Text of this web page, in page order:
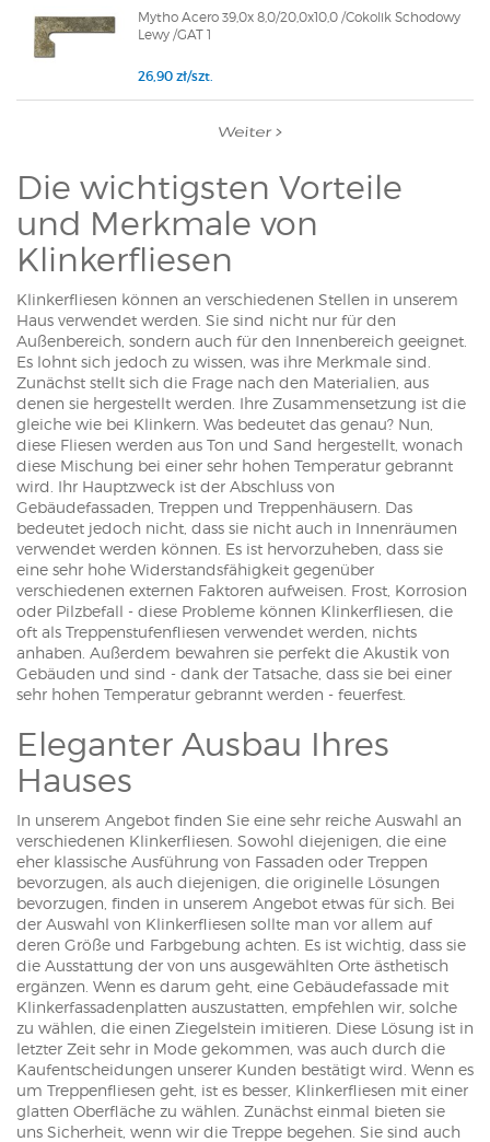
Mytho Acero 39,0x 8,0/20,0x10,0 /Cokolik Schodowy
Lewy /GAT 1
26,90 zł/szt.
Weiter
Die wichtigsten Vorteile
und Merkmale von
Klinkerfliesen
Klinkerfliesen können an verschiedenen Stellen in unserem
Haus verwendet werden. Sie sind nicht nur für den
Außenbereich, sondern auch für den Innenbereich geeignet.
Es lohnt sich jedoch zu wissen, was ihre Merkmale sind.
Zunächst stellt sich die Frage nach den Materialien, aus
denen sie hergestellt werden. Ihre Zusammensetzung ist die
gleiche wie bei Klinkern. Was bedeutet das genau? Nun,
diese Fliesen werden aus Ton und Sand hergestellt, wonach
diese Mischung bei einer sehr hohen Temperatur gebrannt
wird. Ihr Hauptzweck ist der Abschluss von
Gebäudefassaden, Treppen und Treppenhäusern. Das
bedeutet jedoch nicht, dass sie nicht auch in Innenräumen
verwendet werden können. Es ist hervorzuheben, dass sie
eine sehr hohe Widerstandsfähigkeit gegenüber
verschiedenen externen Faktoren aufweisen. Frost, Korrosion
oder Pilzbefall - diese Probleme können Klinkerfliesen, die
oft als Treppenstufenfliesen verwendet werden, nichts
anhaben. Außerdem bewahren sie perfekt die Akustik von
Gebäuden und sind - dank der Tatsache, dass sie bei einer
sehr hohen Temperatur gebrannt werden - feuerfest.
Eleganter Ausbau Ihres
Hauses
In unserem Angebot finden Sie eine sehr reiche Auswahl an
verschiedenen Klinkerfliesen. Sowohl diejenigen, die eine
eher klassische Ausführung von Fassaden oder Treppen
bevorzugen, als auch diejenigen, die originelle Lösungen
bevorzugen, finden in unserem Angebot etwas für sich. Bei
der Auswahl von Klinkerfliesen sollte man vor allem auf
deren Größe und Farbgebung achten. Es ist wichtig, dass sie
die Ausstattung der von uns ausgewählten Orte ästhetisch
ergänzen. Wenn es darum geht, eine Gebäudefassade mit
Klinkerfassadenplatten auszustatten, empfehlen wir, solche
zu wählen, die einen Ziegelstein imitieren. Diese Lösung ist in
letzter Zeit sehr in Mode gekommen, was auch durch die
Kaufentscheidungen unserer Kunden bestätigt wird. Wenn es
um Treppenfliesen geht, ist es besser, Klinkerfliesen mit einer
glatten Oberfläche zu wählen. Zunächst einmal bieten sie
uns Sicherheit, wenn wir die Treppe begehen. Sie sind auch